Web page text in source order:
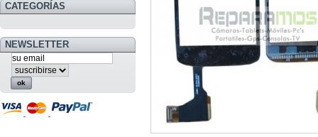
CATEGORÍAS
NEWSLETTER